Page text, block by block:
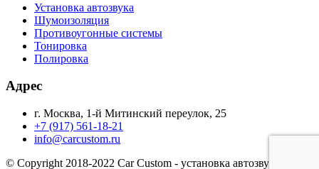
Установка автозвука
Шумоизоляция
Противоугонные системы
Тонировка
Полировка
Адрес
г. Москва, 1-й Митинский переулок, 25
+7 (917) 561-18-21
info@carcustom.ru
© Copyright 2018-2022 Car Custom - установка автозвука и